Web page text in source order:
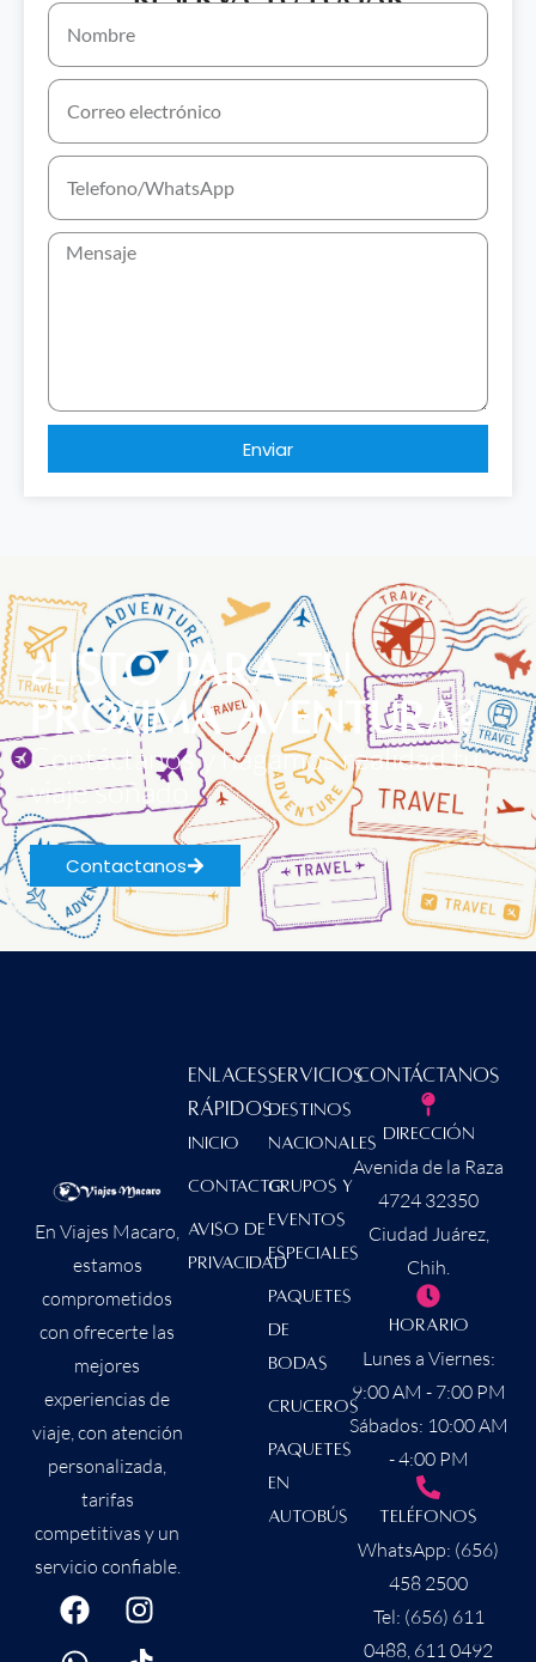
Enviar
¿Listo para tu
próxima aventura?
Contáctanos y hagamos realidad tu
viaje soñado
Contactanos
En Viajes Macaro,
estamos
comprometidos
con ofrecerte las
mejores
experiencias de
viaje, con atención
personalizada,
tarifas
competitivas y un
servicio confiable.
Servicios
Destinos
Nacionales
Grupos y
Eventos
Especiales
Paquetes
de
Bodas
Cruceros
Paquetes
en
Autobús
Enlaces
Rápidos
Inicio
contacto
Aviso de
Privacidad
Contáctanos
Dirección
Avenida de la Raza
4724 32350
Ciudad Juárez,
Chih.
Horario
Lunes a Viernes:
9:00 AM - 7:00 PM
Sábados: 10:00 AM
- 4:00 PM
Teléfonos
WhatsApp: (656)
458 2500
Tel: (656) 611
0488, 611 0492